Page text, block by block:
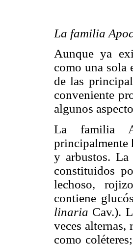
La familia
Aunque ya
como una sola
de las
conveniente
algunos
La familia
principalmente
y arbustos. La
constituidos
lechoso,
contiene
linaria Cav.).
veces alternas,
como